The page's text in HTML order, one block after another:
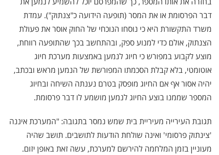
דבר הפרסומת או את המסר (תופעה הידועה כ"צנתוק"). עמדת
משרד התקשורת היא כי נוסחו הנוכחי של החוק אוסר את פעולת
הצנתוק, אולם כדי למנוע ספק, ובהתחשב בכך שהתופעה רווחת,
מוצע לקבוע במפורש כי חיוג לנמען באמצעות מערכת חיוג
אוטומטי, בלא קבלת הסכמתו המפורשת של הנמען מראש ובכתב,
יהיה אסור אף אם החיוג מופסק בטרם נענתה השיחה ובחיוג
המספר שממנו בוצע החיוג לנמען מושמע לו דבר פרסומת.
תגובת העירייה מעיריית בית שמש נמסר בתגובה: "המערכת איננה
'צינתוק פרסומי' ואינה שולחת הודעות לתושבים. תושב שהיה
מעוניין בזמן המלחמה להירשם למערכת, עשה זאת באופן יזום.